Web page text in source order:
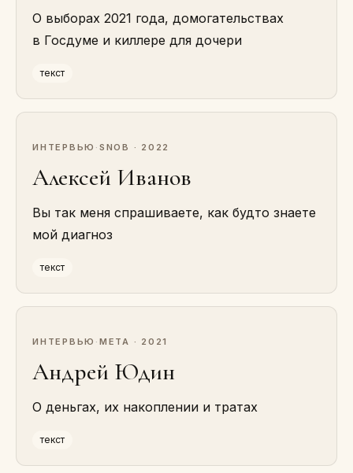
О выборах 2021 года, домогательствах
в Госдуме и киллере для дочери
текст
ИНТЕРВЬЮ · SNOB · 2022
Алексей Иванов
Вы так меня спрашиваете, как будто знаете
мой диагноз
текст
ИНТЕРВЬЮ · МЕТА · 2021
Андрей Юдин
О деньгах, их накоплении и тратах
текст